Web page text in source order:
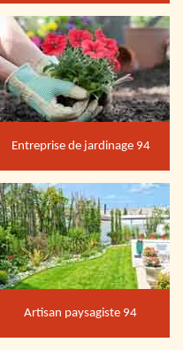
Entreprise de jardinage 94
Artisan paysagiste 94